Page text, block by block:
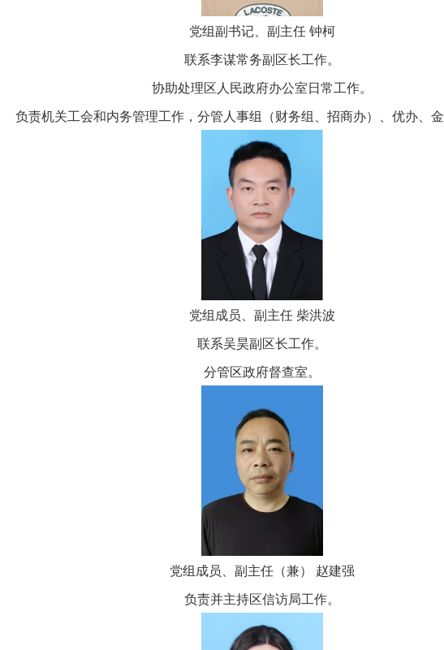
党组副书记、副主任 钟柯
联系李谋常务副区长工作。
协助处理区人民政府办公室日常工作。
负责机关工会和内务管理工作，分管人事组（财务组、招商办）、优办、
党组成员、副主任 柴洪波
联系吴昊副区长工作。
分管区政府督查室。
党组成员、副主任（兼） 赵建强
负责并主持区信访局工作。